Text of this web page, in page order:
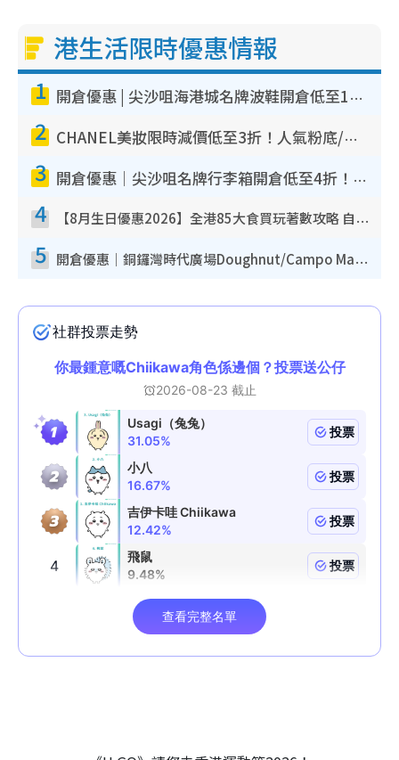
港生活限時優惠情報
1 開倉優惠 | 尖沙咀海港城名牌波鞋開倉低至1折！On鞋$899起／Joy&Peace鞋履$98起
2 CHANEL美妝限時減價低至3折！人氣粉底/唇膏/精華液低至$275！COCO香水都有平
3 開倉優惠｜尖沙咀名牌行李箱開倉低至4折！一連5日 American Tourister/ace./Hallmark $200起！
4 【8月生日優惠2026】全港85大食買玩著數攻略 自助餐/火鍋放題同行免費＋誠品/DONKI送現金券
5 開倉優惠｜銅鑼灣時代廣場Doughnut/Campo Marzio開倉低至1折！背囊、書包、手袋劈價$200起